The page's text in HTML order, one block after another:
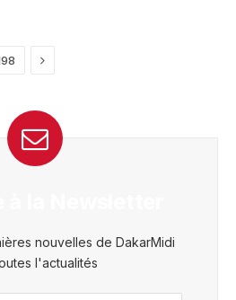
Next
nouvelles de DakarMidi
l'actualités